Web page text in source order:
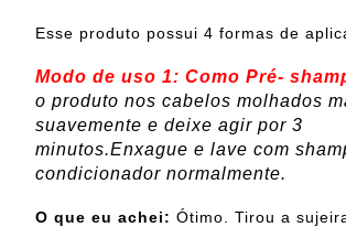
Esse produto possui 4 formas de
Modo de uso 1: Como Pré-
o produto nos cabelos molhados
suavemente e deixe agir por 3
minutos.Enxague e lave com
condicionador normalmente.
O que eu achei: Ótimo. Tirou a